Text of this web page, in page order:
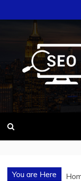
to
검색 상위
You are Here